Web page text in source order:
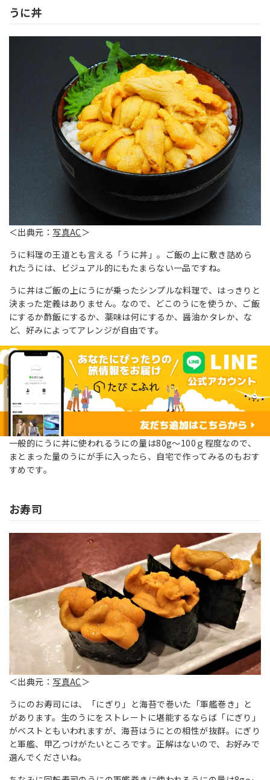
うに丼
＜出典元： 写真AC＞
うに料理の王道とも言える「うに丼」。ご飯の上に敷き詰めら
れたうには、ビジュアル的にもたまらない一品ですね。
うに丼はご飯の上にうにが乗ったシンプルな料理で、はっきりと
決まった定義はありません。なので、どこのうにを使うか、ご飯
にするか酢飯にするか、薬味は何にするか、醤油かタレか、な
ど、好みによってアレンジが自由です。
一般的にうに丼に使われるうにの量は80g～100ｇ程度なので、
まとまった量のうにが手に入ったら、自宅で作ってみるのもおす
すめです。
お寿司
＜出典元： 写真AC＞
うにのお寿司には、「にぎり」と海苔で巻いた「軍艦巻き」と
があります。生のうにをストレートに堪能するならば「にぎり」
がベストともいわれますが、海苔はうにとの相性が抜群。にぎり
と軍艦、甲乙つけがたいところです。正解はないので、お好みで
選んでくださいね。